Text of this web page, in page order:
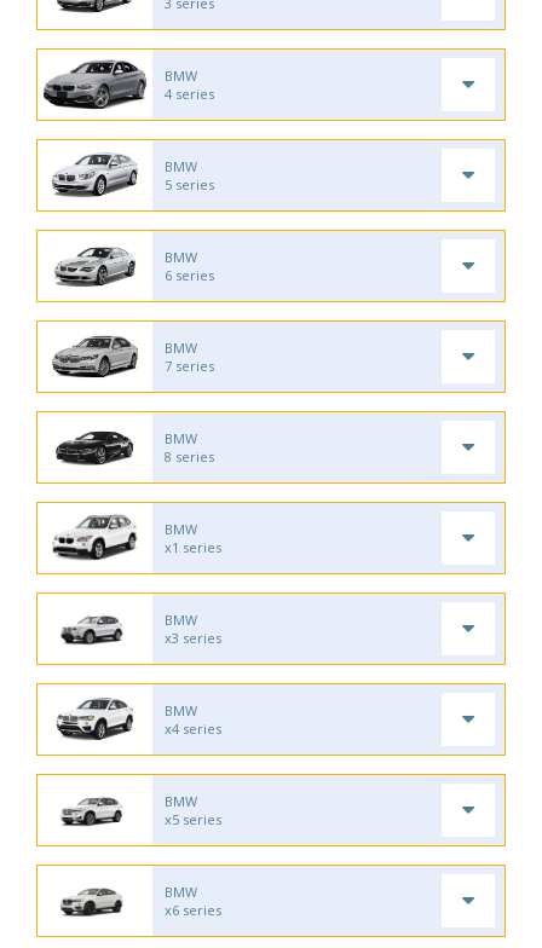
BMW
4 series
BMW
5 series
BMW
6 series
BMW
7 series
BMW
8 series
BMW
x1 series
BMW
x3 series
BMW
x4 series
BMW
x5 series
BMW
x6 series